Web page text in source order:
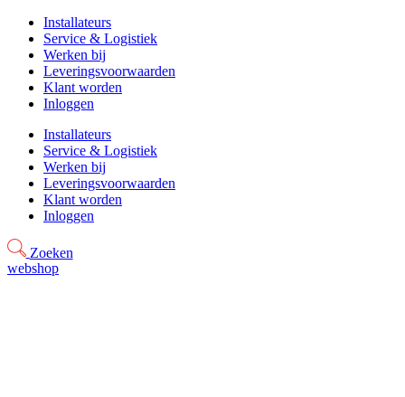
Installateurs
Service & Logistiek
Werken bij
Leveringsvoorwaarden
Klant worden
Inloggen
Installateurs
Service & Logistiek
Werken bij
Leveringsvoorwaarden
Klant worden
Inloggen
Zoeken
webshop